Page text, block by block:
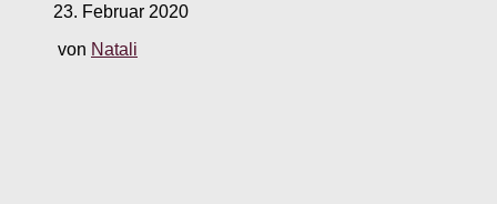
23. Februar 2020
von Natali